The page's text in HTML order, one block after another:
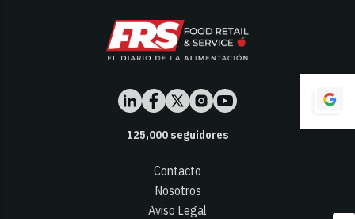
125,000seguidores
Contacto
Nosotros
Aviso Legal